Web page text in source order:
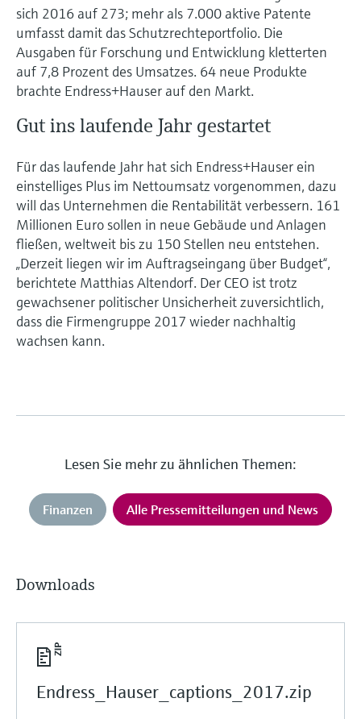
sich 2016 auf 273; mehr als 7.000 aktive Patente
umfasst damit das Schutzrechteportfolio. Die
Ausgaben für Forschung und Entwicklung kletterten
auf 7,8 Prozent des Umsatzes. 64 neue Produkte
brachte Endress+Hauser auf den Markt.
Gut ins laufende Jahr gestartet
Für das laufende Jahr hat sich Endress+Hauser ein
einstelliges Plus im Nettoumsatz vorgenommen, dazu
will das Unternehmen die Rentabilität verbessern. 161
Millionen Euro sollen in neue Gebäude und Anlagen
fließen, weltweit bis zu 150 Stellen neu entstehen.
„Derzeit liegen wir im Auftragseingang über Budget“,
berichtete Matthias Altendorf. Der CEO ist trotz
gewachsener politischer Unsicherheit zuversichtlich,
dass die Firmengruppe 2017 wieder nachhaltig
wachsen kann.
Lesen Sie mehr zu ähnlichen Themen:
Finanzen Alle Pressemitteilungen und News
Downloads
Endress_Hauser_captions_2017.zip